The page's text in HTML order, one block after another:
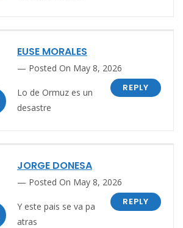
EUSE MORALES
Posted On May 8, 2026
REPLY
Lo de Ormuz es un
desastre
JORGE DONESA
Posted On May 8, 2026
REPLY
Y este pais se va pa
atras